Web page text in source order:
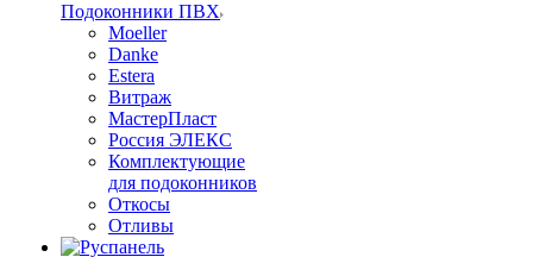
Подоконники ПВХ
Moeller
Danke
Estera
Витраж
МастерПласт
Россия ЭЛЕКС
Комплектующие
для подоконников
Откосы
Отливы